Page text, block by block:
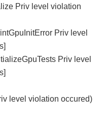
Priv level violation
Priv level
Priv level
level violation occured)